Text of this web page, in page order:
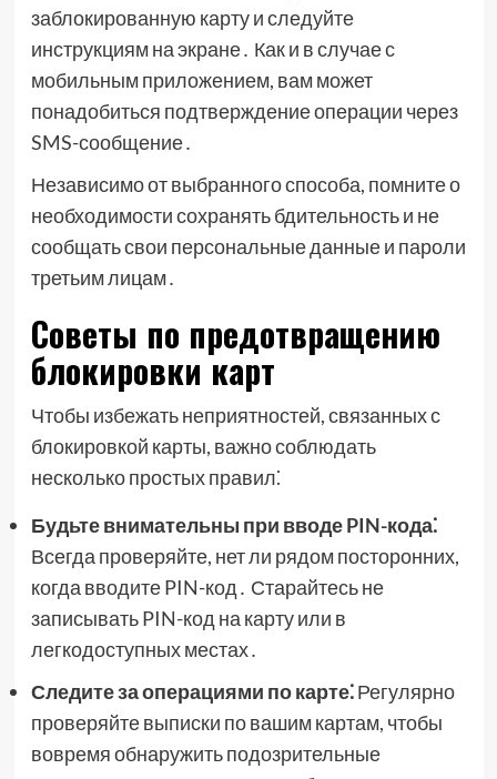
заблокированную карту и следуйте
инструкциям на экране․ Как и в случае с
мобильным приложением, вам может
понадобиться подтверждение операции через
SMS-сообщение․
Независимо от выбранного способа, помните о
необходимости сохранять бдительность и не
сообщать свои персональные данные и пароли
третьим лицам․
Советы по предотвращению
блокировки карт
Чтобы избежать неприятностей, связанных с
блокировкой карты, важно соблюдать
несколько простых правил⁚
Будьте внимательны при вводе PIN-кода⁚
Всегда проверяйте, нет ли рядом посторонних,
когда вводите PIN-код․ Старайтесь не
записывать PIN-код на карту или в
легкодоступных местах․
Следите за операциями по карте⁚Регулярно
проверяйте выписки по вашим картам, чтобы
вовремя обнаружить подозрительные